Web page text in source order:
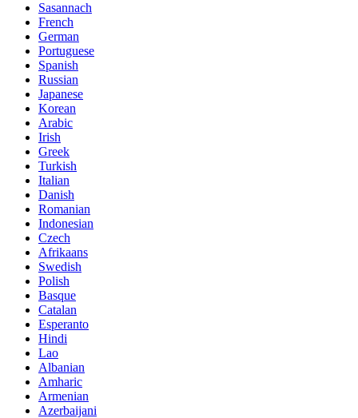
Sasannach
French
German
Portuguese
Spanish
Russian
Japanese
Korean
Arabic
Irish
Greek
Turkish
Italian
Danish
Romanian
Indonesian
Czech
Afrikaans
Swedish
Polish
Basque
Catalan
Esperanto
Hindi
Lao
Albanian
Amharic
Armenian
Azerbaijani